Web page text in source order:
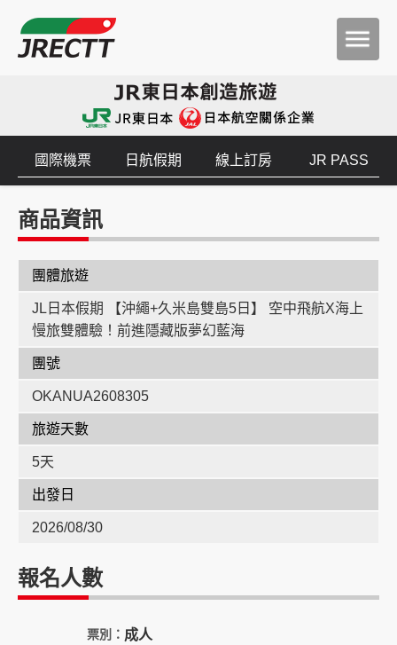
創造旅遊
國際機票 日航假期 線上訂房 JR PASS
商品資訊
團體旅遊
JL日本假期 【沖繩+久米島雙島5日】 空中飛航X海上
慢旅雙體驗！前進隱藏版夢幻藍海
團號
OKANUA2608305
旅遊天數
5天
出發日
2026/08/30
報名人數
成人